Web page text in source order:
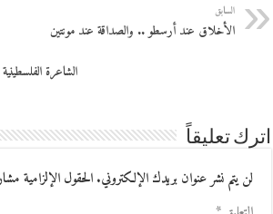
السابق
الأخلاق عند أرسطو .. والصداقة عند مونتين
الشاعرة
اترك تعليقاً
لن يتم نشر عنوان بريدك الإلكتروني.الحقول الإلزامية